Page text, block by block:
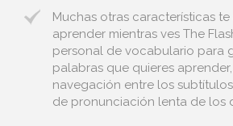
Muchas otras características
aprender mientras ves The
personal de vocabulario para
palabras que quieres
navegación entre los
de pronunciación lenta de los